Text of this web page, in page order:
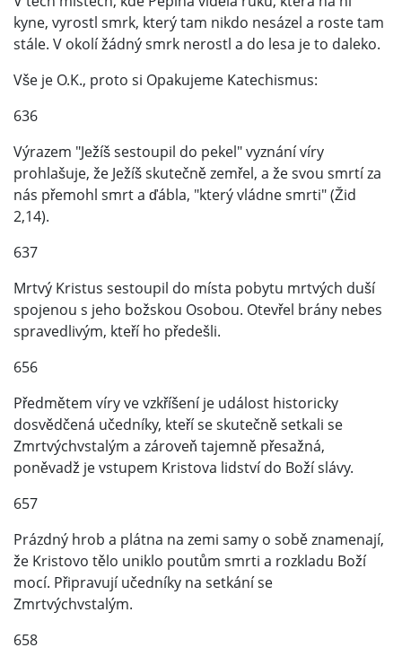
kyne, vyrostl smrk, který tam nikdo nesázel a roste tam
stále. V okolí žádný smrk nerostl a do lesa je to daleko.
Vše je O.K., proto si Opakujeme Katechismus:
636
Výrazem "Ježíš sestoupil do pekel" vyznání víry
prohlašuje, že Ježíš skutečně zemřel, a že svou smrtí za
nás přemohl smrt a ďábla, "který vládne smrti" (Žid
2,14).
637
Mrtvý Kristus sestoupil do místa pobytu mrtvých duší
spojenou s jeho božskou Osobou. Otevřel brány nebes
spravedlivým, kteří ho předešli.
656
Předmětem víry ve vzkříšení je událost historicky
dosvědčená učedníky, kteří se skutečně setkali se
Zmrtvýchvstalým a zároveň tajemně přesažná,
poněvadž je vstupem Kristova lidství do Boží slávy.
657
Prázdný hrob a plátna na zemi samy o sobě znamenají,
že Kristovo tělo uniklo poutům smrti a rozkladu Boží
mocí. Připravují učedníky na setkání se
Zmrtvýchvstalým.
658